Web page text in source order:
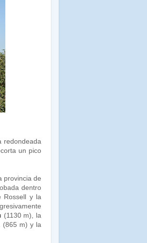
redondeada
un pico
provincia de
dentro
Rossell y la
(1130 m), la
(865 m) y la